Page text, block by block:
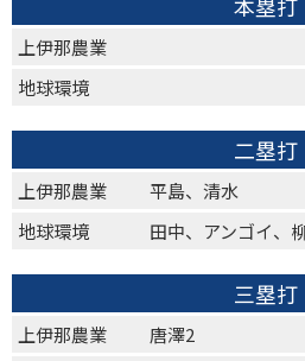
上伊那農業
地球環境
二塁打
上伊那農業
平島、清水
地球環境
田中、アンゴイ、
三塁打
上伊那農業
唐澤2